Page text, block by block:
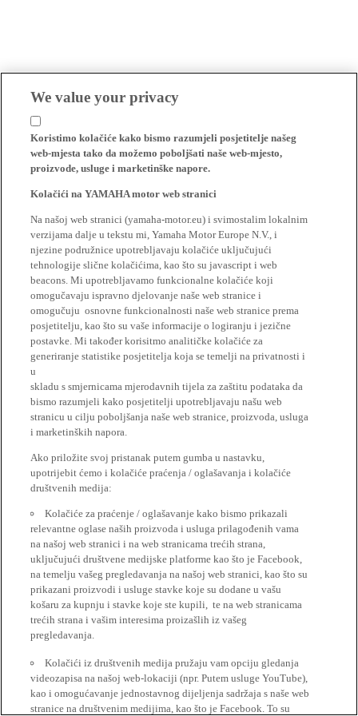
We value your privacy
Koristimo kolačiće kako bismo razumjeli posjetitelje našeg
web-mjesta tako da možemo poboljšati naše web-mjesto,
proizvode, usluge i marketinške napore.
Kolačići na YAMAHA motor web stranici
Na našoj web stranici (yamaha-motor.eu) i svimostalim lokalnim
verzijama dalje u tekstu mi, Yamaha Motor Europe N.V., i
njezine podružnice upotrebljavaju kolačiće uključujući
tehnologije slične kolačićima, kao što su javascript i web
beacons. Mi upotrebljavamo funkcionalne kolačiće koji
omogučavaju ispravno djelovanje naše web stranice i
omogučuju osnovne funkcionalnosti naše web stranice prema
posjetitelju, kao što su vaše informacije o logiranju i jezične
postavke. Mi također korisitmo analitičke kolačiće za
generiranje statistike posjetitelja koja se temelji na privatnosti i
u
skladu s smjernicama mjerodavnih tijela za zaštitu podataka da
bismo razumjeli kako posjetitelji upotrebljavaju našu web
stranicu u cilju poboljšanja naše web stranice, proizvoda, usluga
i marketinških napora.
Ako priložite svoj pristanak putem gumba u nastavku,
upotrijebit ćemo i kolačiće praćenja / oglašavanja i kolačiće
društvenih medija:
Kolačiće za praćenje / oglašavanje kako bismo prikazali
relevantne oglase naših proizvoda i usluga prilagođenih vama
na našoj web stranici i na web stranicama trećih strana,
uključujući društvene medijske platforme kao što je Facebook,
na temelju vašeg pregledavanja na našoj web stranici, kao što su
prikazani proizvodi i usluge stavke koje su dodane u vašu
košaru za kupnju i stavke koje ste kupili, te na web stranicama
trećih strana i vašim interesima proizašlih iz vašeg
pregledavanja.
Kolačići iz društvenih medija pružaju vam opciju gledanja
videozapisa na našoj web-lokaciji (npr. Putem usluge YouTube),
kao i omogućavanje jednostavnog dijeljenja sadržaja s naše web
stranice na društvenim medijima, kao što je Facebook. To su